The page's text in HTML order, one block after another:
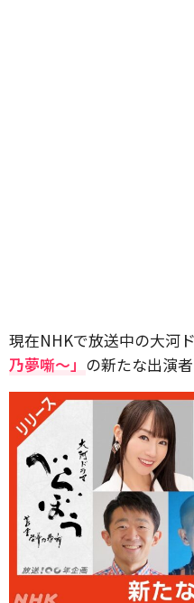
現在NHKで放送中の大河
乃夢噺～」 の新たな出演